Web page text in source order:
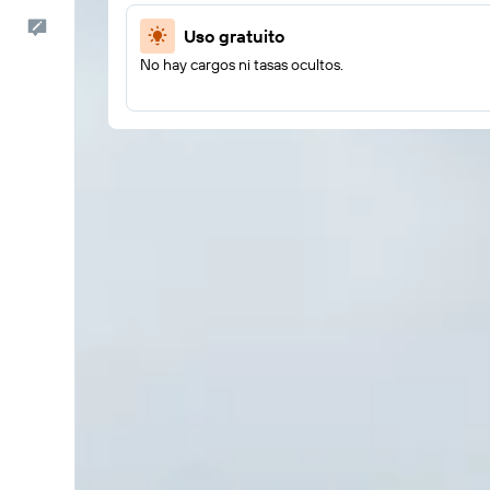
Comentarios Uso gratuito
No hay cargos ni tasas ocultos.